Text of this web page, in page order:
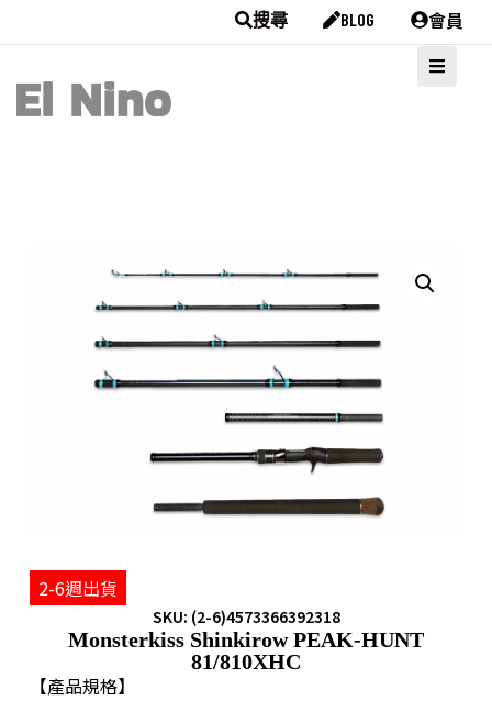
搜尋 BLOG 會員
2-6週出貨
SKU: (2-6)4573366392318
Monsterkiss Shinkirow PEAK-HUNT
81/810XHC
【產品規格】